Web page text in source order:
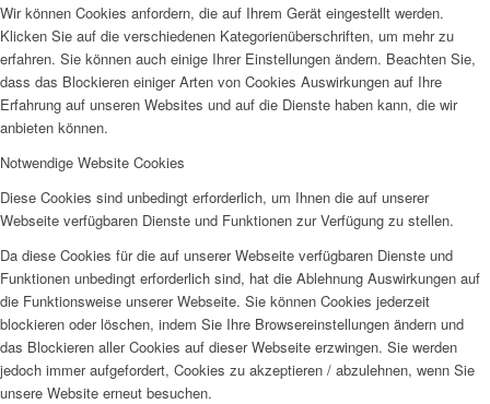
Wir können Cookies anfordern, die auf Ihrem Gerät eingestellt werden.
Klicken Sie auf die verschiedenen Kategorienüberschriften, um mehr zu
erfahren. Sie können auch einige Ihrer Einstellungen ändern. Beachten Sie,
dass das Blockieren einiger Arten von Cookies Auswirkungen auf Ihre
Erfahrung auf unseren Websites und auf die Dienste haben kann, die wir
anbieten können.
Notwendige Website Cookies
Diese Cookies sind unbedingt erforderlich, um Ihnen die auf unserer
Webseite verfügbaren Dienste und Funktionen zur Verfügung zu stellen.
Da diese Cookies für die auf unserer Webseite verfügbaren Dienste und
Funktionen unbedingt erforderlich sind, hat die Ablehnung Auswirkungen auf
die Funktionsweise unserer Webseite. Sie können Cookies jederzeit
blockieren oder löschen, indem Sie Ihre Browsereinstellungen ändern und
das Blockieren aller Cookies auf dieser Webseite erzwingen. Sie werden
jedoch immer aufgefordert, Cookies zu akzeptieren / abzulehnen, wenn Sie
unsere Website erneut besuchen.